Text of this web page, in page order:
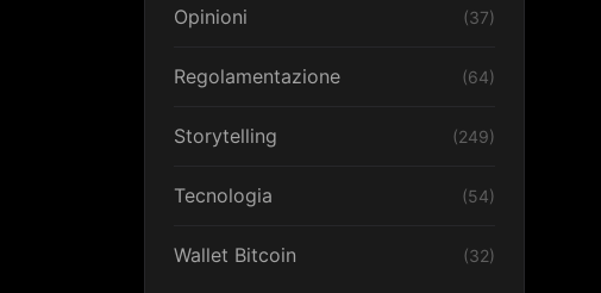
Opinioni (37)
Regolamentazione (64)
Storytelling (249)
Tecnologia (54)
Wallet Bitcoin (32)